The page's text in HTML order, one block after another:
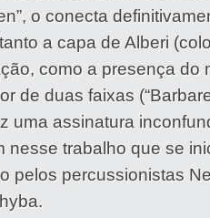
o conecta
a capa de Alberi
como a presença do
de duas faixas
uma assinatura
nesse trabalho que se
pelos percussionistas